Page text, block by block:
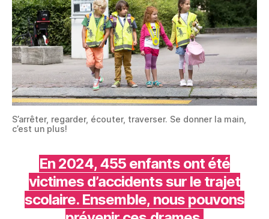
S’arrêter, regarder, écouter, traverser. Se donner la main,
c’est un plus!
En 2024, 455 enfants ont été
victimes d’accidents sur le trajet
scolaire. Ensemble, nous pouvons